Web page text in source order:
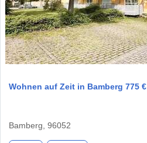
Wohnen auf Zeit in Bamberg 775 €
Bamberg, 96052